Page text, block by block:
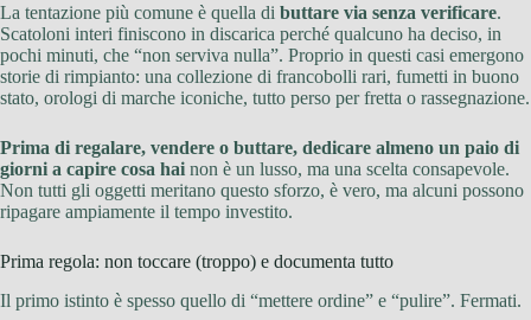
La tentazione più comune è quella di buttare via senza verificare.
Scatoloni interi finiscono in discarica perché qualcuno ha deciso, in
pochi minuti, che “non serviva nulla”. Proprio in questi casi emergono
storie di rimpianto: una collezione di francobolli rari, fumetti in buono
stato, orologi di marche iconiche, tutto perso per fretta o rassegnazione.
Prima di regalare, vendere o buttare, dedicare almeno un paio di
giorni a capire cosa hai non è un lusso, ma una scelta consapevole.
Non tutti gli oggetti meritano questo sforzo, è vero, ma alcuni possono
ripagare ampiamente il tempo investito.
Prima regola: non toccare (troppo) e documenta tutto
Il primo istinto è spesso quello di “mettere ordine” e “pulire”. Fermati.